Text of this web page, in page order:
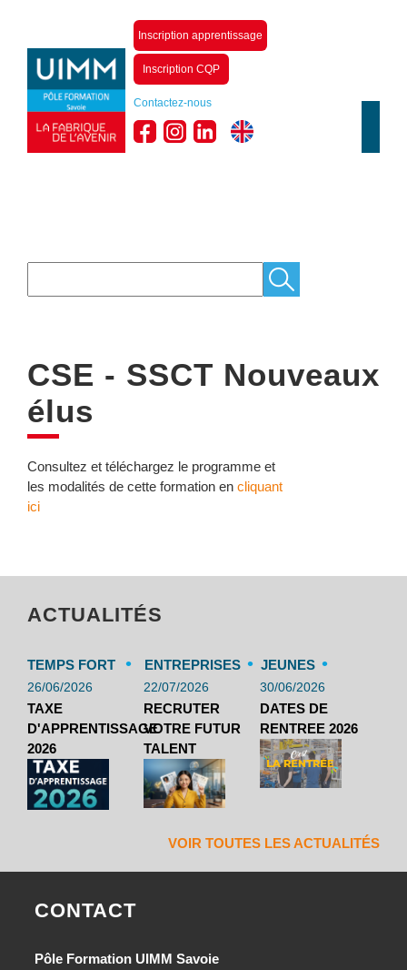
Inscription apprentissage
Inscription CQP
Contactez-nous
CSE - SSCT Nouveaux
élus
Consultez et téléchargez le programme et
les modalités de cette formation encliquant
ici
ACTUALITÉS
TEMPS FORT •
26/06/2026
TAXE
D'APPRENTISSAGE
2026
ENTREPRISES •
22/07/2026
RECRUTER
VOTRE FUTUR
TALENT
JEUNES •
30/06/2026
DATES DE
RENTREE 2026
VOIR TOUTES LES ACTUALITÉS
CONTACT
Pôle Formation UIMM Savoie